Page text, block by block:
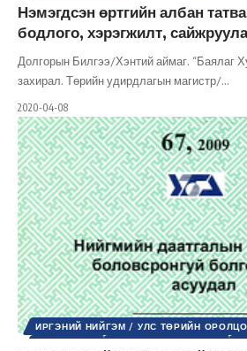
Нэмэгдсэн өртгийн албан
бодлого, хэрэгжилт,
Долгорын Билгээ/Хэнтий аймаг. “Баялаг
захирал. Төрийн удирдлагын магистр/…
2020-04-08
ИРГЭНИЙ НИЙГЭМ / УЛС ТӨРИЙН